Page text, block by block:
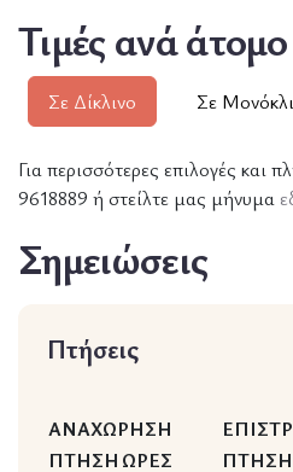
Τιμές ανά άτομο
Σε Δίκλινο Σε
Για περισσότερες επιλογές και
9618889 ή στείλτε μας μήνυμα
Σημειώσεις
Πτήσεις
ΑΝΑΧΩΡΗΣΗ
ΠΤΗΣΗ ΩΡΕΣ ΠΤΗΣΗ